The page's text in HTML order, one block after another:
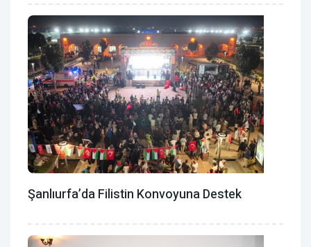
Şanlıurfa’da Filistin Konvoyuna Destek